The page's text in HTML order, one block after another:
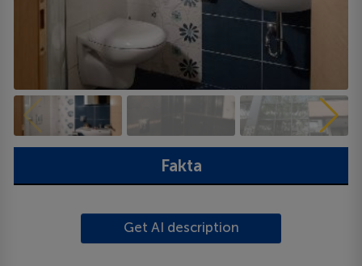
Fakta
Get AI description